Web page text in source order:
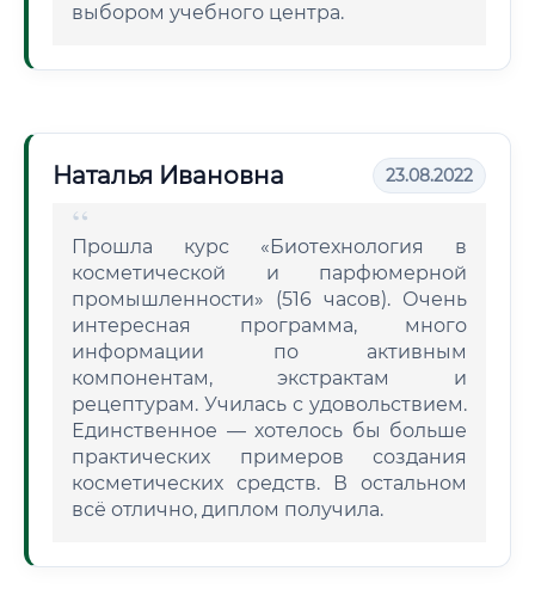
выбором учебного центра.
Наталья Ивановна 23.08.2022
Прошла курс «Биотехнология в
косметической и парфюмерной
промышленности» (516 часов). Очень
интересная программа, много
информации по активным
компонентам, экстрактам и
рецептурам. Училась с удовольствием.
Единственное — хотелось бы больше
практических примеров создания
косметических средств. В остальном
всё отлично, диплом получила.